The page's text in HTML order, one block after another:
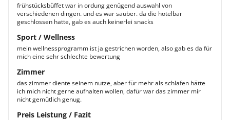
frühstücksbüffet war in ordung genügend auswahl von
verschiedenen dingen. und es war sauber. da die hotelbar
geschlossen hatte, gab es auch keinerlei snacks
Sport / Wellness
mein wellnessprogramm ist ja gestrichen worden, also gab es da für
mich eine sehr schlechte bewertung
Zimmer
das zimmer diente seinem nutze, aber für mehr als schlafen hätte
ich mich nicht gerne aufhalten wollen, dafür war das zimmer mir
nicht gemütlich genug.
Preis Leistung / Fazit